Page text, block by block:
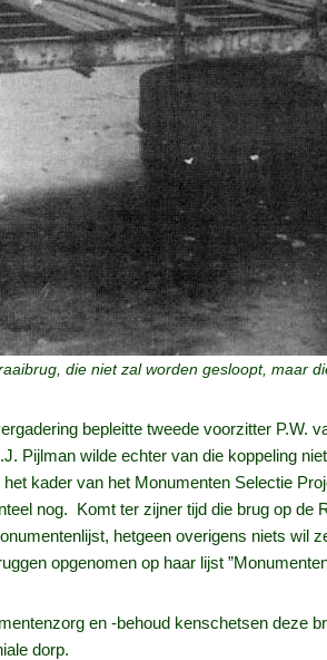
die niet zal worden gesloopt, maar
bepleitte tweede voorzitter P.W.
Pijlman wilde echter van die koppeling
kader van het Monumenten Selectie
nog. Komt ter zijner tijd die brug op
hetgeen overigens niets wil
opgenomen op haar lijst
en -behoud kenschetsen deze
dorp.